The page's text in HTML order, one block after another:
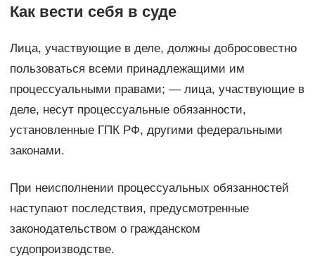
Как вести себя в суде
Лица, участвующие в деле, должны добросовестно
пользоваться всеми принадлежащими им
процессуальными правами; — лица, участвующие в
деле, несут процессуальные обязанности,
установленные ГПК РФ, другими федеральными
законами.
При неисполнении процессуальных обязанностей
наступают последствия, предусмотренные
законодательством о гражданском
судопроизводстве.